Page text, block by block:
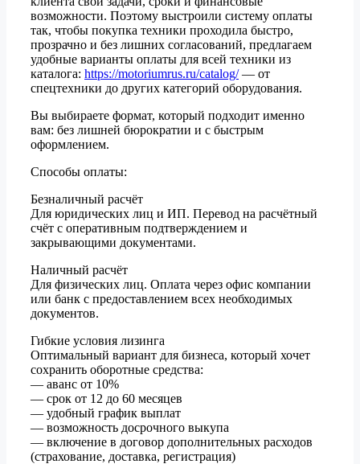
возможности. Поэтому выстроили систему оплаты
так, чтобы покупка техники проходила быстро,
прозрачно и без лишних согласований, предлагаем
удобные варианты оплаты для всей техники из
каталога: https://motoriumrus.ru/catalog/— от
спецтехники до других категорий оборудования.
Вы выбираете формат, который подходит именно
вам: без лишней бюрократии и с быстрым
оформлением.
Способы оплаты:
Безналичный расчёт
Для юридических лиц и ИП. Перевод на расчётный
счёт с оперативным подтверждением и
закрывающими документами.
Наличный расчёт
Для физических лиц. Оплата через офис компании
или банк с предоставлением всех необходимых
документов.
Гибкие условия лизинга
Оптимальный вариант для бизнеса, который хочет
сохранить оборотные средства:
— аванс от 10%
— срок от 12 до 60 месяцев
— удобный график выплат
— возможность досрочного выкупа
— включение в договор дополнительных расходов
(страхование, доставка, регистрация)